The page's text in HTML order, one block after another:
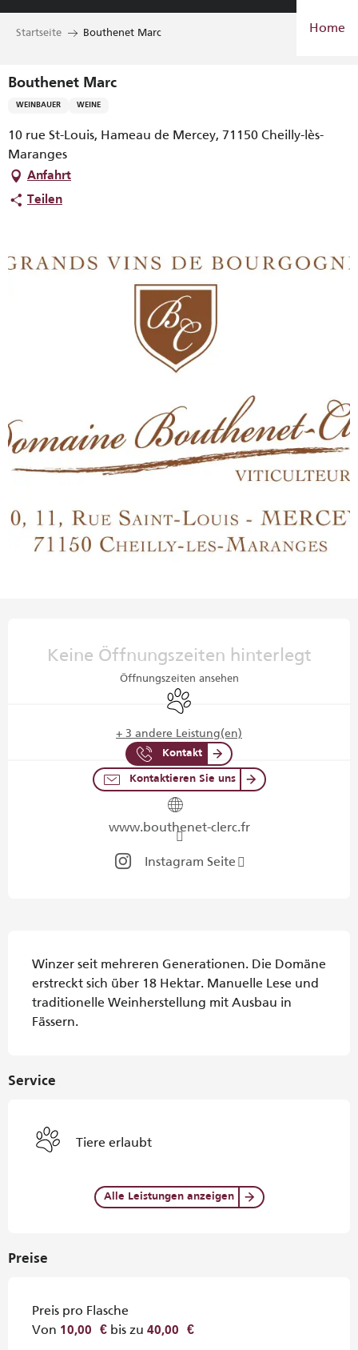
Aller
Home
Startseite Bouthenet Marc
Bouthenet Marc
WEINBAUER WEINE
10 rue St-Louis, Hameau de Mercey, 71150 Cheilly-lès-
Maranges
Anfahrt
Teilen
Keine Öffnungszeiten hinterlegt
Öffnungszeiten ansehen
Tiere erlaubt
+ 3 andere Leistung(en)
Kontakt
Kontaktieren Sie uns
www.bouthenet-clerc.fr
Instagram Seite
Winzer seit mehreren Generationen. Die Domäne
erstreckt sich über 18 Hektar. Manuelle Lese und
traditionelle Weinherstellung mit Ausbau in
Fässern.
Service
Tiere erlaubt
Alle Leistungen anzeigen
Preise
Preis pro Flasche
Von 10,00 € bis zu 40,00 €